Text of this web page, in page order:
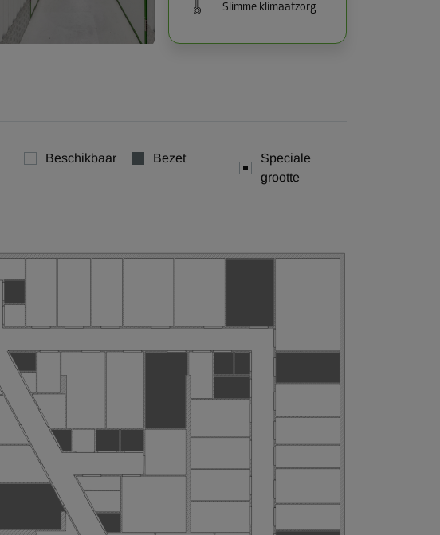
Slimme klimaatzorg
Beschikbaar Bezet
Speciale
grootte